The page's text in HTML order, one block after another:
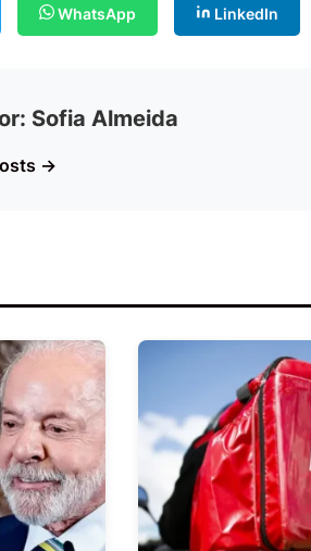
WhatsApp LinkedIn
Sofia Almeida
→